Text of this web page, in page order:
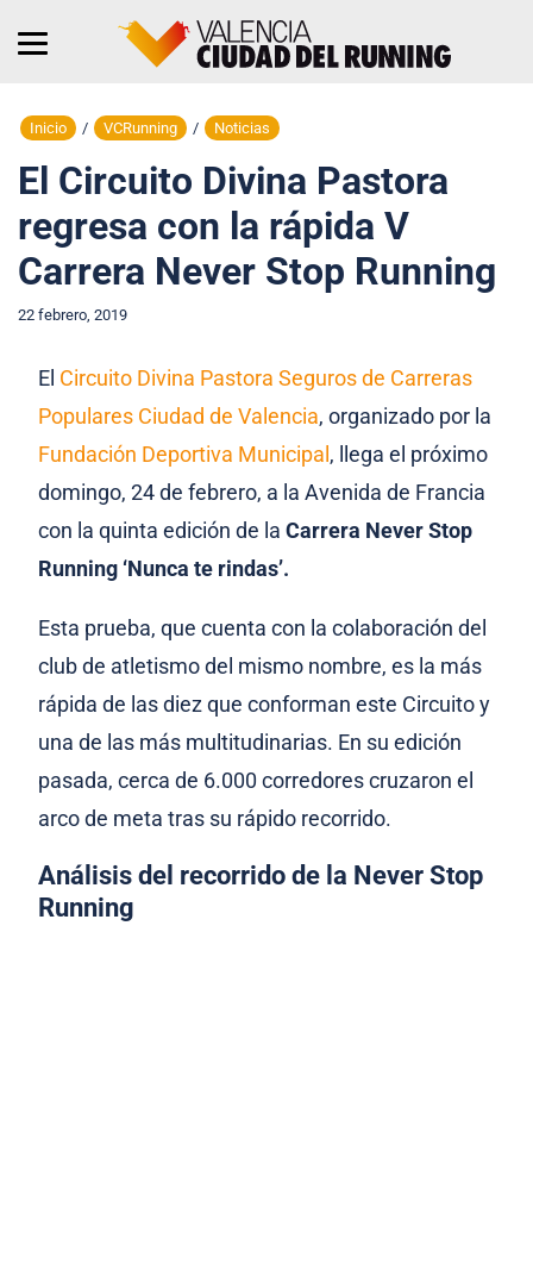
Inicio / VCRunning / Noticias
El Circuito Divina Pastora
regresa con la rápida V
Carrera Never Stop Running
22 febrero, 2019
El Circuito Divina Pastora Seguros de Carreras
Populares Ciudad de Valencia, organizado por la
Fundación Deportiva Municipal , llega el próximo
domingo, 24 de febrero, a la Avenida de Francia
con la quinta edición de laCarrera Never Stop
Running ‘Nunca te rindas’.
Esta prueba, que cuenta con la colaboración del
club de atletismo del mismo nombre, es la más
rápida de las diez que conforman este Circuito y
una de las más multitudinarias. En su edición
pasada, cerca de 6.000 corredores cruzaron el
arco de meta tras su rápido recorrido.
Análisis del recorrido de la Never Stop
Running